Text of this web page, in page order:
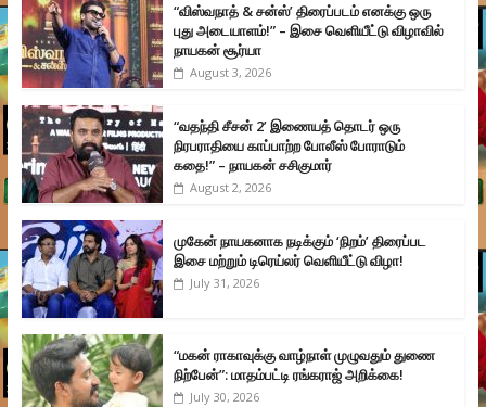
“விஸ்வநாத் & சன்ஸ்’ திரைப்படம் எனக்கு ஒரு
புது அடையாளம்!” – இசை வெளியீட்டு விழாவில்
நாயகன் சூர்யா
August 3, 2026
“வதந்தி சீசன் 2’ இணையத் தொடர் ஒரு
நிரபராதியை காப்பாற்ற போலீஸ் போராடும்
கதை!” – நாயகன் சசிகுமார்
August 2, 2026
முகேன் நாயகனாக நடிக்கும் ‘நிறம்’ திரைப்பட
இசை மற்றும் டிரெய்லர் வெளியீட்டு விழா!
July 31, 2026
“மகன் ராகாவுக்கு வாழ்நாள் முழுவதும் துணை
நிற்பேன்”: மாதம்பட்டி ரங்கராஜ் அறிக்கை!
July 30, 2026